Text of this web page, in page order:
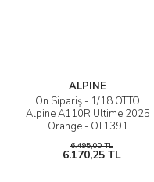
ALPINE
Ön Sipariş - 1/18 OTTO
Alpine A110R Ultime 2025
Orange - OT1391
6.495,00 TL
6.170,25 TL